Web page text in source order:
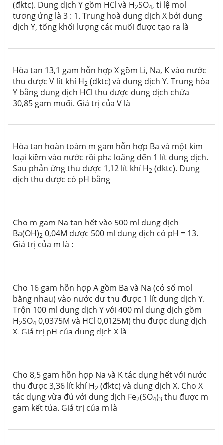
(đktc). Dung dịch Y gồm HCl và H2SO4, tỉ lệ mol
tương ứng là 3 : 1. Trung hoà dung dịch X bởi dung
dịch Y, tổng khối lượng các muối được tạo ra là
Hòa tan 13,1 gam hỗn hợp X gồm Li, Na, K vào nước
thu được V lít khí H2 (đktc) và dung dịch Y. Trung hòa
Y bằng dung dịch HCl thu được dung dịch chứa
30,85 gam muối. Giá trị của V là
Hòa tan hoàn toàm m gam hỗn hợp Ba và một kim
loại kiềm vào nước rồi pha loãng đến 1 lít dung dịch.
Sau phản ứng thu được 1,12 lít khí H2 (đktc). Dung
dịch thu được có pH bằng
Cho m gam Na tan hết vào 500 ml dung dịch
Ba(OH)2 0,04M được 500 ml dung dịch có pH = 13.
Giá trị của m là :
Cho 16 gam hỗn hợp A gồm Ba và Na (có số mol
bằng nhau) vào nước dư thu được 1 lít dung dịch Y.
Trộn 100 ml dung dịch Y với 400 ml dung dịch gồm
H2SO4 0,0375M và HCl 0,0125M) thu được dung dịch
X. Giá trị pH của dung dịch X là
Cho 8,5 gam hỗn hợp Na và K tác dụng hết với nước
thu được 3,36 lít khí H2 (đktc) và dung dịch X. Cho X
tác dụng vừa đủ với dung dịch Fe2(SO4)3 thu được m
gam kết tủa. Giá trị của m là